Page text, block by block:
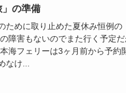
」の準備
ために取り止めた夏休み恒例の
障害もないのでまた行く予定
海フェリーは3ヶ月前から予約
なけ...